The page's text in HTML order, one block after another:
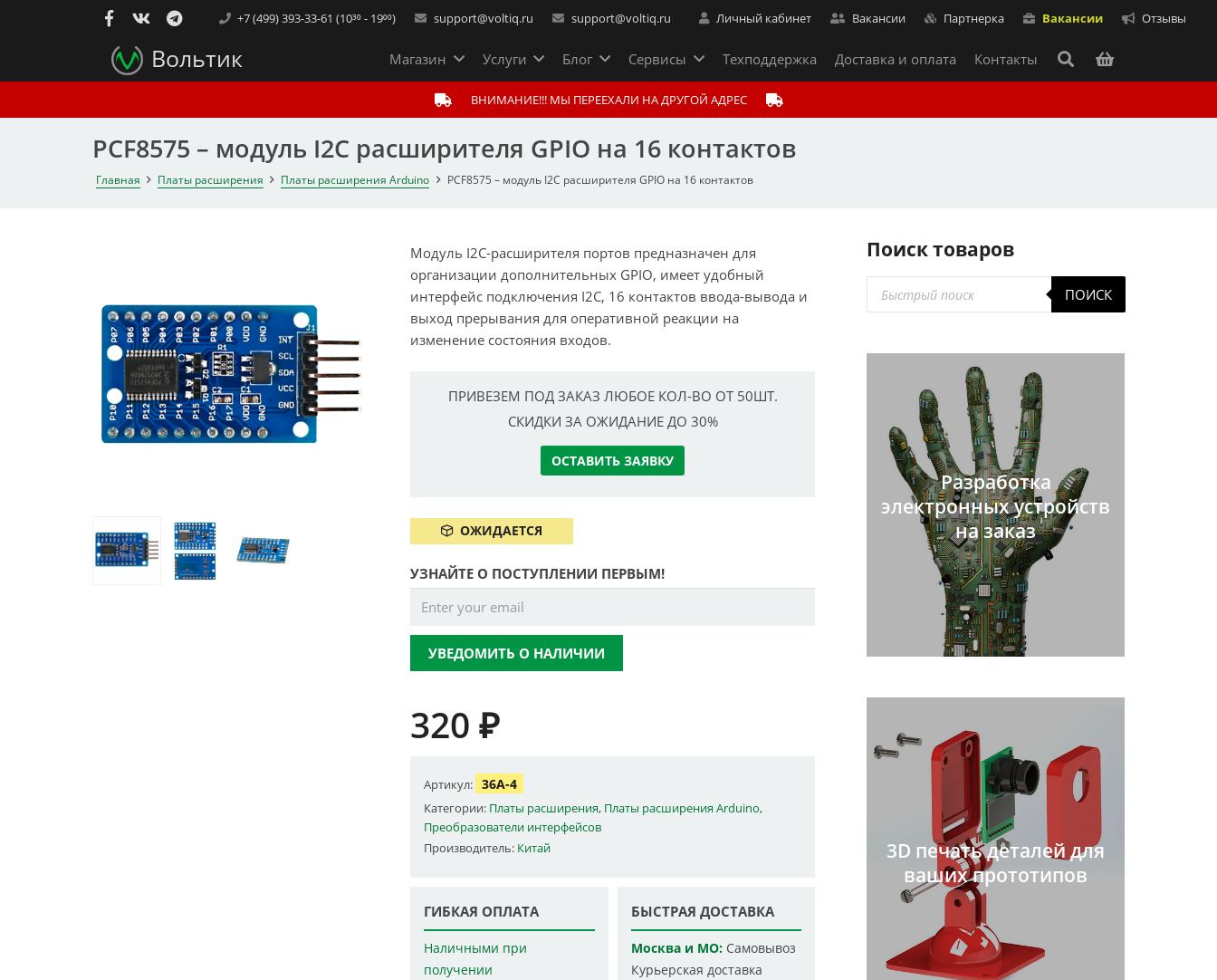
+7 (499) 393-33-61 (10³⁰ - 19⁰⁰) support@voltiq.ru support@voltiq.ru Личный кабинет Вакансии Партнерка Вакансии Отзывы
Вольтик Магазин Услуги Блог Сервисы Техподдержка Доставка и оплата Контакты
ВНИМАНИЕ!!! МЫ ПЕРЕЕХАЛИ НА ДРУГОЙ АДРЕС
PCF8575 – модуль I2C расширителя GPIO на 16 контактов
Главная Платы расширения Платы расширения Arduino PCF8575 – модуль I2C расширителя GPIO на 16 контактов
Модуль I2C-расширителя портов предназначен для
организации дополнительных GPIO, имеет удобный
интерфейс подключения I2C, 16 контактов ввода-вывода и
выход прерывания для оперативной реакции на
изменение состояния входов.
ПРИВЕЗЕМ ПОД ЗАКАЗ ЛЮБОЕ КОЛ-ВО ОТ 50ШТ.
СКИДКИ ЗА ОЖИДАНИЕ ДО 30%
ОСТАВИТЬ ЗАЯВКУ
ОЖИДАЕТСЯ
УЗНАЙТЕ О ПОСТУПЛЕНИИ ПЕРВЫМ!
УВЕДОМИТЬ О НАЛИЧИИ
320₽
Артикул: 36A-4
Категории: Платы расширения, Платы расширения Arduino,
Преобразователи интерфейсов
Производитель: Китай
ГИБКАЯ ОПЛАТА
Наличными при
получении
БЫСТРАЯ ДОСТАВКА
Москва и МО:Самовывоз
Курьерская доставка
Поиск товаров
Поиск
товаров
ПОИСК
Разработка
электронных устройств
на заказ
3D печать деталей для
ваших прототипов